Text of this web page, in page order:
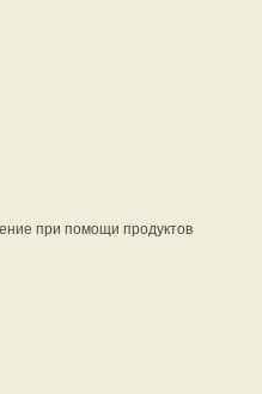
при помощи продуктов